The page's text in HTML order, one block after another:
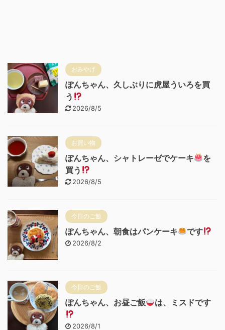
おみやげ
ぽんちゃん、久しぶりに虎屋ういろを買
う
2026/8/5
お買い物
ぽんちゃん、シャトレーゼでケーキ
を
買う
2026/8/5
今日のご飯
ぽんちゃん、朝食はパンケーキ です
2026/8/2
今日のご飯
ぽんちゃん、お昼ご飯 は、ミスドです
2026/8/1